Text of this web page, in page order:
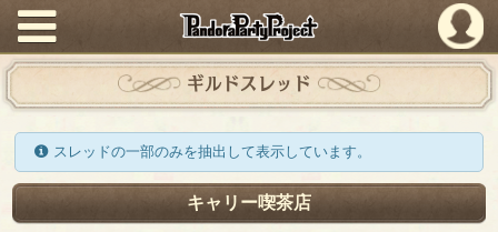
PandoraPartyProject
ギルドスレッド
スレッドの一部のみを抽出して表示しています。
キャリー喫茶店